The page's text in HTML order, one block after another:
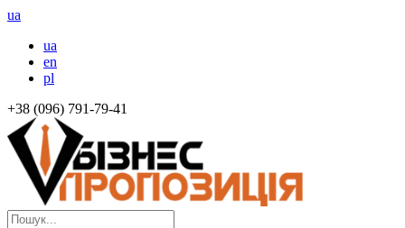
ua
ua
en
pl
+38 (096) 791-79-41